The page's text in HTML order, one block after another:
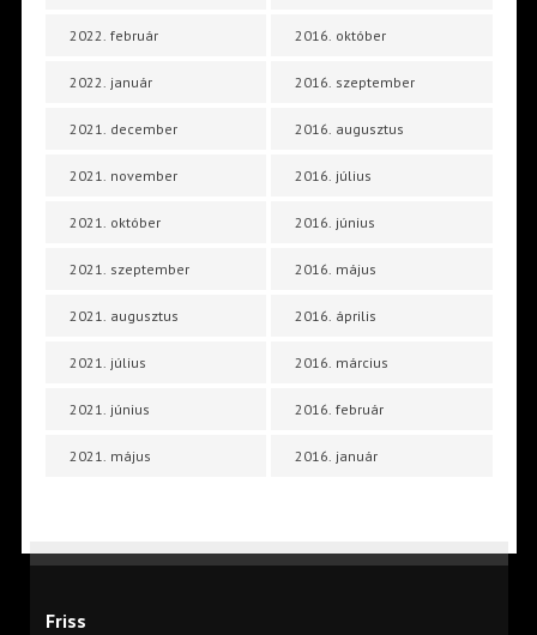
2022. február
2022. január
2021. december
2021. november
2021. október
2021. szeptember
2021. augusztus
2021. július
2021. június
2021. május
2016. október
2016. szeptember
2016. augusztus
2016. július
2016. június
2016. május
2016. április
2016. március
2016. február
2016. január
Friss